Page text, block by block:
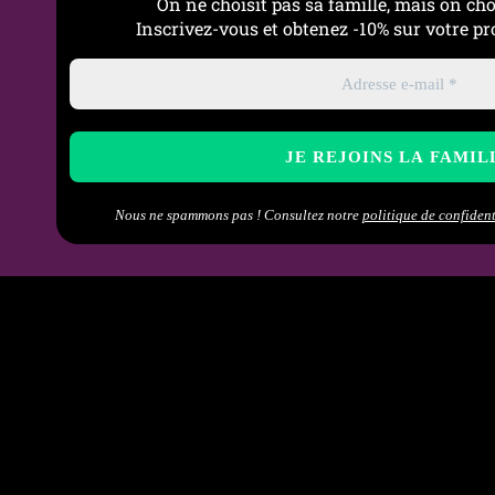
Inscrivez-vous et obtenez -10% sur votre
Nous ne spammons pas ! Consultez notre politique de